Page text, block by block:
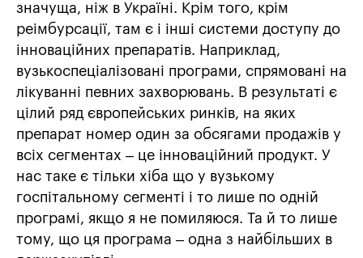
значуща, ніж в Україні. Крім того, крім
реімбурсації, там є і інші системи доступу до
інноваційних препаратів. Наприклад,
вузькоспеціалізовані програми, спрямовані на
лікуванні певних захворювань. В результаті є
цілий ряд європейських ринків, на яких
препарат номер один за обсягами продажів у
всіх сегментах – це інноваційний продукт. У
нас таке є тільки хіба що у вузькому
госпітальному сегменті і то лише по одній
програмі, якщо я не помиляюся. Та й то лише
тому, що ця програма – одна з найбільших в